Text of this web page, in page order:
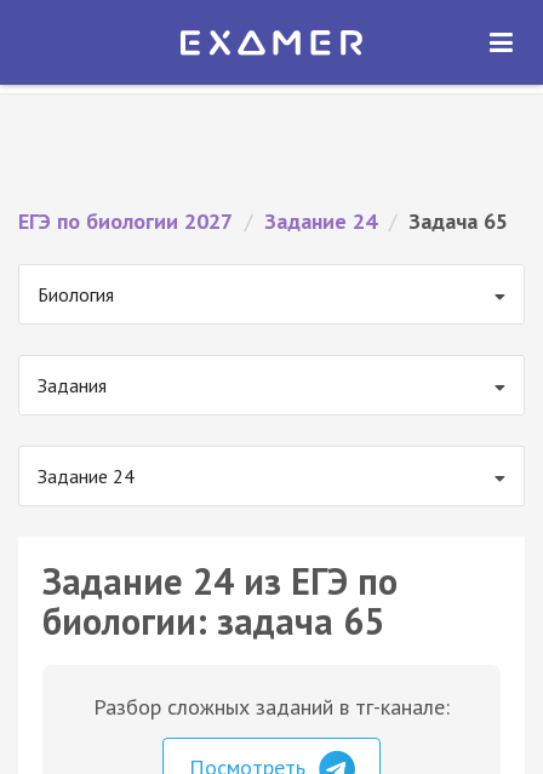
Экзамер — ЕГЭ 2027
ОТКРЫТЬ
ЕГЭ по биологии 2027 / Задание 24 / Задача 65
Биология
Задания
Задание 24
Задание 24 из ЕГЭ по
биологии: задача 65
Разбор сложных заданий в тг-канале:
Посмотреть